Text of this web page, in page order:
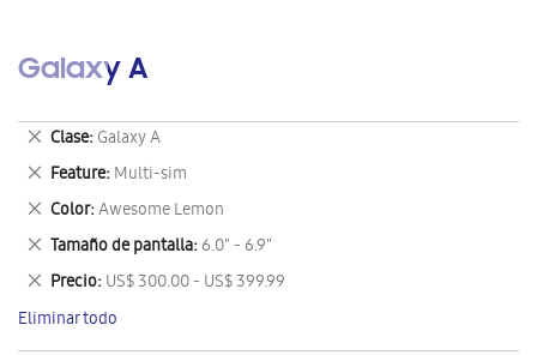
Galaxy A
Clase Galaxy A
Eliminar
este
artículo
Feature Multi-sim
Eliminar
este
artículo
Color Awesome Lemon
Eliminar
este
artículo
Tamaño de pantalla 6.0" - 6.9"
Eliminar
este
artículo
Precio US$ 300.00 - US$ 399.99
Eliminar
este
artículo
Eliminar todo